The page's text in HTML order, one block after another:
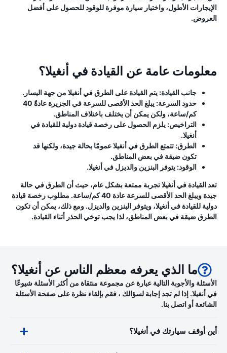
الإيجارات الأطول، واختيار سيارة موفرة للوقود للحصول على أفضل
العروض.
معلومات عامة عن القيادة في أنغيلا؟
جانب القيادة: يتم القيادة على الطرق في أنغيلا من جهة اليسار.
حدود السرعة:
يبلغ الحد الأقصى للسرعة في الجزيرة عادةً 40
كم/ساعة، ولكن يمكن أن يختلف باختلاف المناطق.
التراخيص: يلزم الحصول على رخصة قيادة دولية للقيادة في
أنغيلا.
الطرق: تتمتع الطرق في أنغيلا عمومًا بحالة جيدة، ولكنها قد
تكون ضيقة في بعض المناطق.
الوقود: يتوفر البنزين والديزل في أنغيلا.
تعد القيادة في أنغيلا تجربة ممتعة بشكل عام، حيث أن الطرق في حالة
جيدة ويبلغ الحد الأقصى للسرعة عادة 40 كم/ساعة. مطلوب رخصة قيادة
دولية للقيادة في أنغيلا، ويتوفر البنزين والديزل. ومع ذلك، يمكن أن تكون
الطرق ضيقة في بعض المناطق، لذا يجب توخي الحذر أثناء القيادة.
ما الذي يعرفه معظم الناس عن أنغيلا؟
الأسئلة والأجوبة التالية عبارة عن مجموعة منتقاة من أكثر الأسئلة شيوعًا
في أنغيلا. إذا لم تجد إجابة لسؤالك ، فقم بإلقاء نظرة على صفحة الأسئلة
الشائعة أو اتصل بنا.
أين أوقف سيارتك في أنغيلا؟